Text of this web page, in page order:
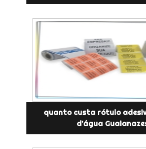
quanto custa rótulo
d'água